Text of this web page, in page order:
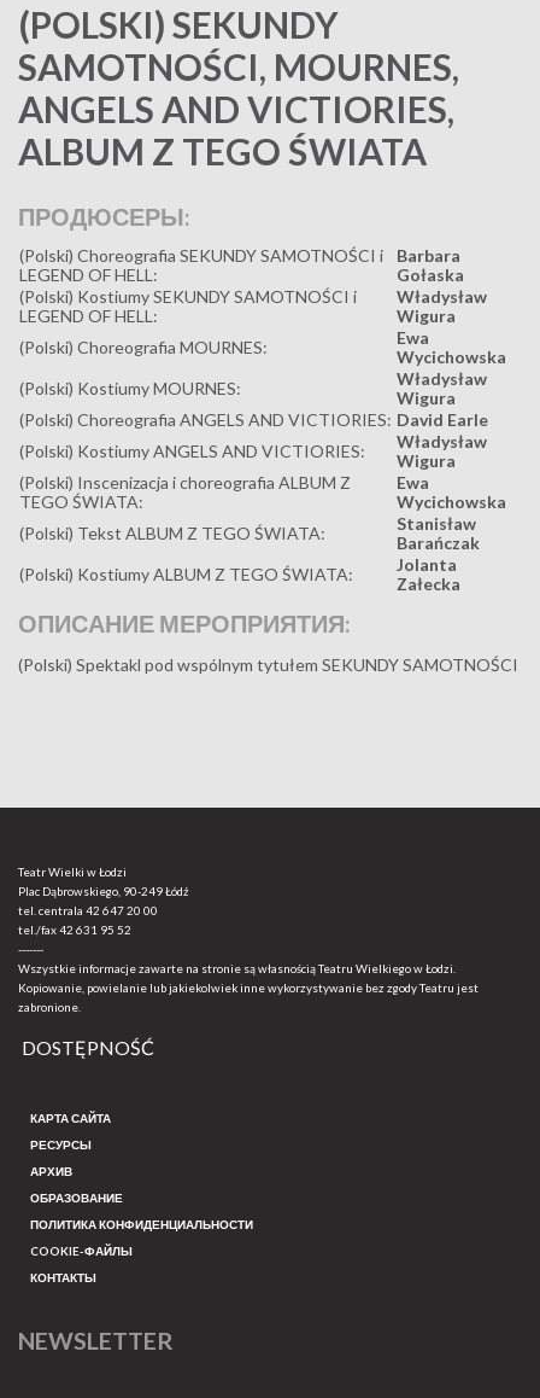
(POLSKI) SEKUNDY
SAMOTNOŚCI, MOURNES,
ANGELS AND VICTIORIES,
ALBUM Z TEGO ŚWIATA
ПРОДЮСЕРЫ:
(Polski) Choreografia SEKUNDY SAMOTNOŚCI i
LEGEND OF HELL:
Barbara
Gołaska
(Polski) Kostiumy SEKUNDY SAMOTNOŚCI i
LEGEND OF HELL:
Władysław
Wigura
(Polski) Choreografia MOURNES:
Ewa
Wycichowska
(Polski) Kostiumy MOURNES:
Władysław
Wigura
(Polski) Choreografia ANGELS AND VICTIORIES: David Earle
(Polski) Kostiumy ANGELS AND VICTIORIES:
Władysław
Wigura
(Polski) Inscenizacja i choreografia ALBUM Z
TEGO ŚWIATA:
Ewa
Wycichowska
(Polski) Tekst ALBUM Z TEGO ŚWIATA:
Stanisław
Barańczak
(Polski) Kostiumy ALBUM Z TEGO ŚWIATA:
Jolanta
Załecka
ОПИСАНИЕ МЕРОПРИЯТИЯ:
(Polski) Spektakl pod wspólnym tytułem SEKUNDY SAMOTNOŚCI
Teatr Wielki w Łodzi
Plac Dąbrowskiego, 90-249 Łódź
tel. centrala 42 647 20 00
tel./fax42 631 95 52
-------
Wszystkie informacje zawarte na stronie są własnością Teatru Wielkiego w Łodzi.
Kopiowanie, powielanie lub jakiekolwiek inne wykorzystywanie bez zgody Teatru jest
zabronione.
DOSTĘPNOŚĆ
КАРТА САЙТА
РЕСУРСЫ
АРХИВ
ОБРАЗОВАНИЕ
ПОЛИТИКА КОНФИДЕНЦИАЛЬНОСТИ
COOKIE-ФАЙЛЫ
КОНТАКТЫ
NEWSLETTER